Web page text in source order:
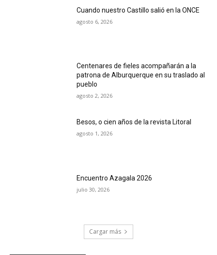
Cuando nuestro Castillo salió en la ONCE
agosto 6, 2026
Centenares de fieles acompañarán a la
patrona de Alburquerque en su traslado al
pueblo
agosto 2, 2026
Besos, o cien años de la revista Litoral
agosto 1, 2026
Encuentro Azagala 2026
julio 30, 2026
Cargar más